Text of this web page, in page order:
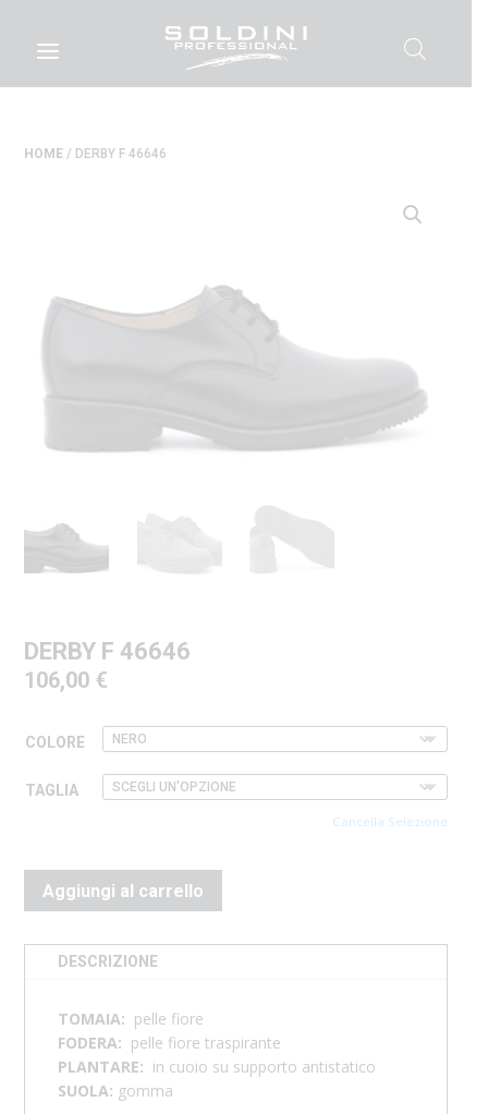
HOME/ DERBY F 46646
DERBY F 46646
106,00 €
COLORE
TAGLIA
Cancella Selezione
Aggiungi al carrello
DESCRIZIONE
TOMAIA: pelle fiore
FODERA: pelle fiore traspirante
PLANTARE: in cuoio su supporto antistatico
SUOLA: gomma